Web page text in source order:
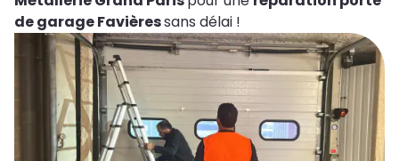
de garage Favièressans délai !